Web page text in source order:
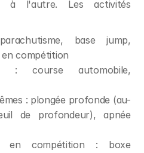
à l'autre. Les activités
base jump,
compétition
: course automobile,
: plongée profonde (au-
de profondeur), apnée
en compétition : boxe